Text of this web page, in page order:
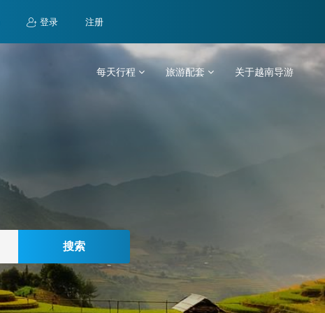
登录 注册
每天行程 旅游配套 关于越南导游
搜索